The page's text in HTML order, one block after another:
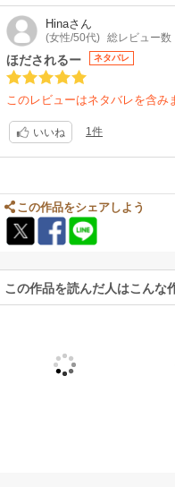
Hinaさん
(女性/50代) 総レビュー数
ほだされるー ネタバレ
このレビューはネタバレを含み
いいね 1件
この作品をシェアしよう
この作品を読んだ人はこんな